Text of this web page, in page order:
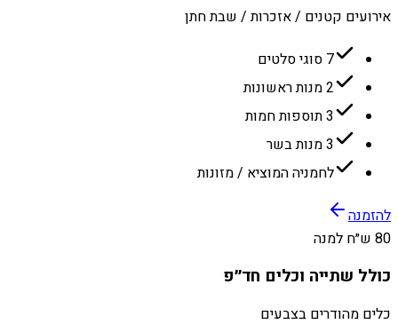
אירועים קטנים / אזכרות / שבת חתן
7 סוגי סלטים
2 מנות ראשונות
3 תוספות חמות
3 מנות בשר
לחמניה המוציא / מזונות
להזמנה
80 ש״ח למנה
כולל שתייה וכלים חד״פ
כלים מהודרים בצבעים